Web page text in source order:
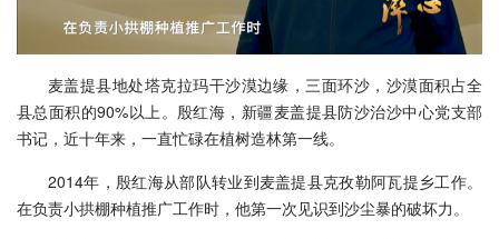
麦盖提县地处塔克拉玛干沙漠边缘，三面环沙，沙漠面积占全
县总面积的90%以上。殷红海，新疆麦盖提县防沙治沙中心党支部
书记，近十年来，一直忙碌在植树造林第一线。
2014年，殷红海从部队转业到麦盖提县克孜勒阿瓦提乡工作。
在负责小拱棚种植推广工作时，他第一次见识到沙尘暴的破坏力。